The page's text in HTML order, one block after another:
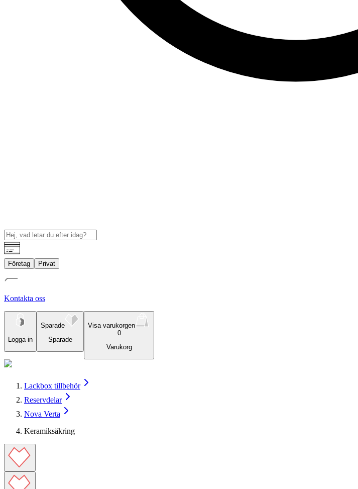
Företag Privat
Kontakta oss
Logga in
Sparade
Sparade
Visa varukorgen
0
Varukorg
Lackbox tillbehör
Reservdelar
Nova Verta
Keramiksäkring